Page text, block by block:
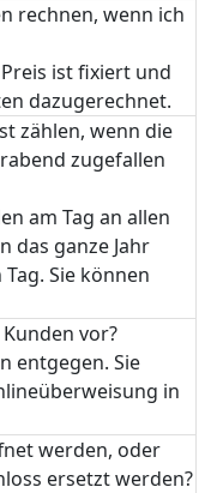
rechnen, wenn ich
ist fixiert und
dazugerechnet.
zählen, wenn die
zugefallen
am Tag an allen
das ganze Jahr
Sie können
vor?
entgegen. Sie
in
werden, oder
ersetzt werden?